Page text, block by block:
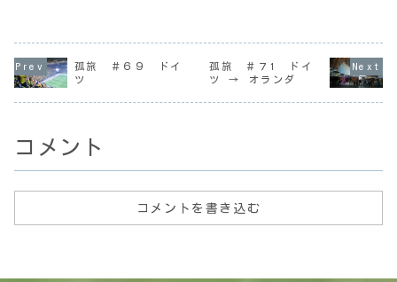
を書いたりしてい
ると、再び寝るの
が 朝の６時頃にな
度目の眠りの後
もあるかもしれな
いが、歯医者に行
いし、どうにか
ーミナルへの行き
方が分からない。
道を使おう...
Szabadsag
渡って ゲッ
ト温泉 を軽
孤旅 ＃６９ ドイ
ツ
孤旅 ＃７1 ドイ
ツ → オランダ
コメント
コメントを書き込む